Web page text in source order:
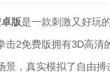
版是一款刺激又好玩
击2免费版拥有3D高清
景，真实模拟了自由搏